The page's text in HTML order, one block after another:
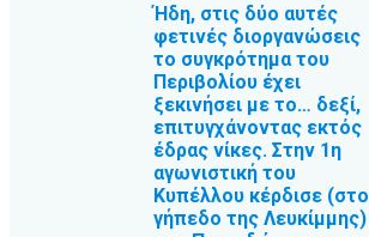
Ήδη, στις δύο αυτές
φετινές διοργανώσεις
το συγκρότημα του
Περιβολίου έχει
ξεκινήσει με το… δεξί,
επιτυγχάνοντας εκτός
έδρας νίκες. Στην 1η
αγωνιστική του
Κυπέλλου κέρδισε (στο
γήπεδο της Λευκίμμης)